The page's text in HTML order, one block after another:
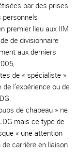
par des prises
personnels
premier lieu aux IIM
de divisionnaire
aux derniers
de « spécialiste »
l’expérience ou de
de chapeau » ne
mais ce type de
« une attention
carrière en liaison